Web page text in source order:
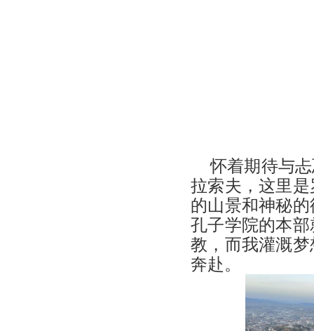
怀着期待与
拉索夫，这里
的山景和神秘
孔子学院的本
教，而我灌溉
奔赴。